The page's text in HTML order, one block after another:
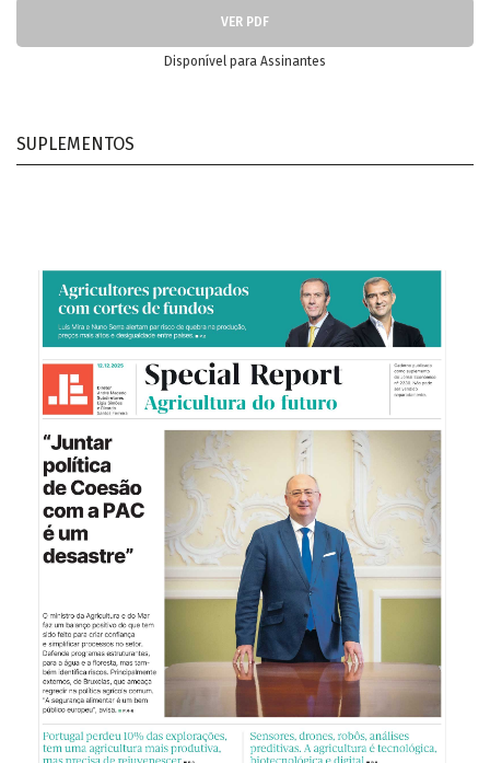
VER PDF
Disponível para Assinantes
SUPLEMENTOS